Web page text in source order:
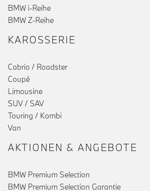
BMW i-Reihe
BMW Z-Reihe
KAROSSERIE
Cabrio / Roadster
Coupé
Limousine
SUV / SAV
Touring / Kombi
Van
AKTIONEN & ANGEBOTE
BMW Premium Selection
BMW Premium Selection Garantie